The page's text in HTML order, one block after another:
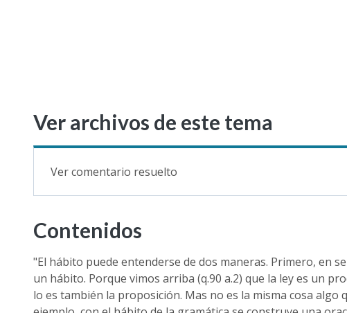
Ver archivos de este tema
Ver comentario resuelto
Contenidos
"El hábito puede entenderse de dos maneras. Primero, en
un hábito. Porque vimos arriba (q.90 a.2) que la ley es un
lo es también la proposición. Mas no es la misma cosa algo